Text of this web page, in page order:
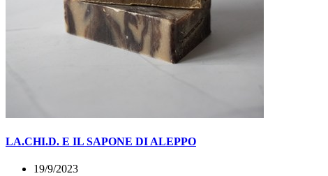
LA.CHI.D. E IL SAPONE DI ALEPPO
19/9/2023